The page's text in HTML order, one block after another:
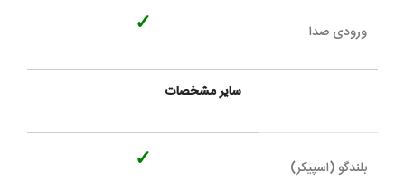
ورودی صدا ✓
ساير مشخصات
بلندگو (اسپيکر) ✓